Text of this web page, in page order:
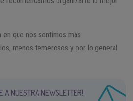
en que nos sentimos más
menos temerosos y por lo general
A NUESTRA NEWSLETTER!